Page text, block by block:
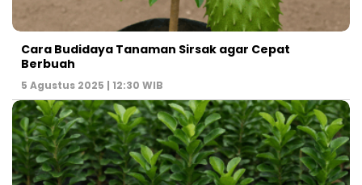
Cara Budidaya Tanaman Sirsak agar Cepat
Berbuah
5 Agustus 2025 | 12:30 WIB